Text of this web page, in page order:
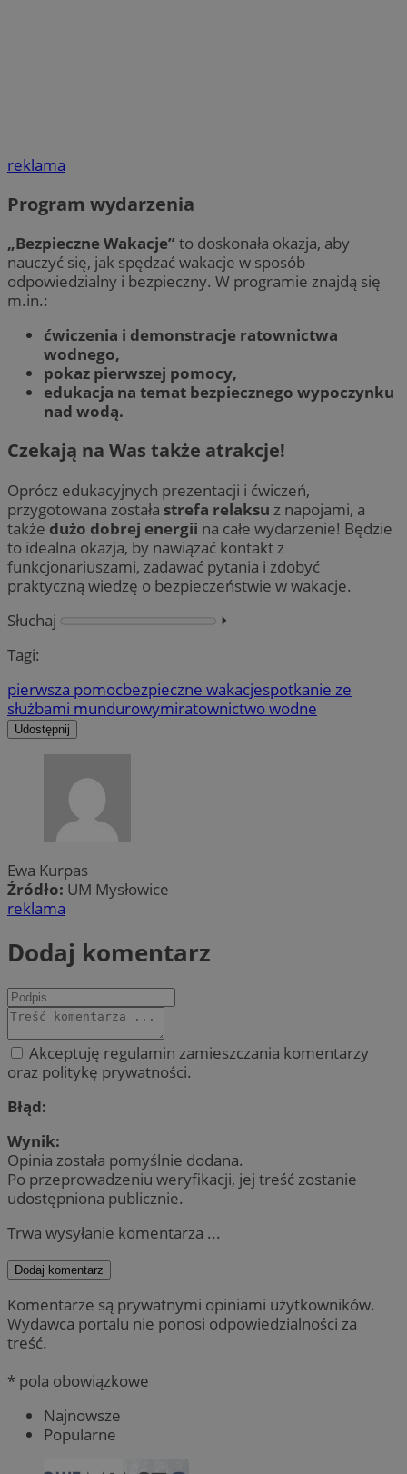
reklama
Program wydarzenia
„Bezpieczne Wakacje” to doskonała okazja, aby
nauczyć się, jak spędzać wakacje w sposób
odpowiedzialny i bezpieczny. W programie znajdą się
m.in.:
ćwiczenia i demonstracje ratownictwa
wodnego,
pokaz pierwszej pomocy,
edukacja na temat bezpiecznego wypoczynku
nad wodą.
Czekają na Was także atrakcje!
Oprócz edukacyjnych prezentacji i ćwiczeń,
przygotowana została strefa relaksu z napojami, a
także dużo dobrej energii na całe wydarzenie! Będzie
to idealna okazja, by nawiązać kontakt z
funkcjonariuszami, zadawać pytania i zdobyć
praktyczną wiedzę o bezpieczeństwie w wakacje.
Słuchaj
⏵︎
Tagi:
pierwsza pomocbezpieczne wakacjespotkanie ze
służbami mundurowymiratownictwo wodne
Udostępnij
Ewa Kurpas
Źródło: UM Mysłowice
reklama
Dodaj komentarz
Akceptuję regulamin zamieszczania komentarzy
oraz politykę prywatności.
Błąd:
Wynik:
Opinia została pomyślnie dodana.
Po przeprowadzeniu weryfikacji, jej treść zostanie
udostępniona publicznie.
Trwa wysyłanie komentarza ...
Dodaj komentarz
Komentarze są prywatnymi opiniami użytkowników.
Wydawca portalu nie ponosi odpowiedzialności za
treść.
* pola obowiązkowe
Najnowsze
Popularne